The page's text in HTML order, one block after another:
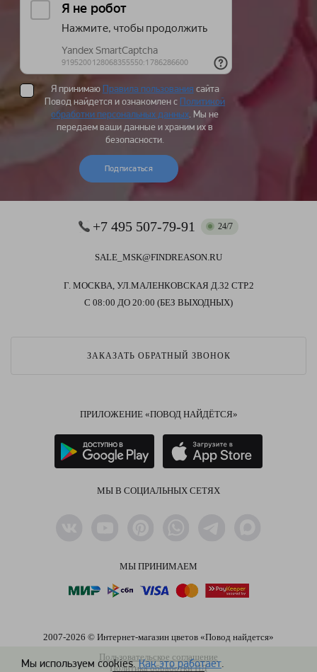
Мы используем cookies.Как это работает.
Я принимаю Правила пользования сайта
Повод найдется и ознакомлен с Политикой
обработки персональных данных. Мы не
передаем ваши данные и храним их в
безопасности.
Подписаться
+7 495 507-79-91 24/7
SALE_MSK@FINDREASON.RU
Г. МОСКВА, УЛ.МАЛЕНКОВСКАЯ Д.32 СТР.2
С 08:00 ДО 20:00 (БЕЗ ВЫХОДНЫХ)
ЗАКАЗАТЬ ОБРАТНЫЙ ЗВОНОК
ПРИЛОЖЕНИЕ «ПОВОД НАЙДЁТСЯ»
МЫ В СОЦИАЛЬНЫХ СЕТЯХ
МЫ ПРИНИМАЕМ
2007-2026 © Интернет-магазин цветов «Повод найдется»
Пользовательское соглашение
Политика обработки ПД